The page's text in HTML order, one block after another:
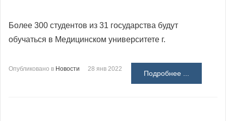
Более 300 студентов из 31 государства будут
обучаться в Медицинском университете г.
Опубликовано в Новости 28 янв 2022
Подробнее ...